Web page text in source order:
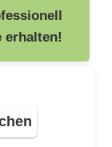
erhalten!